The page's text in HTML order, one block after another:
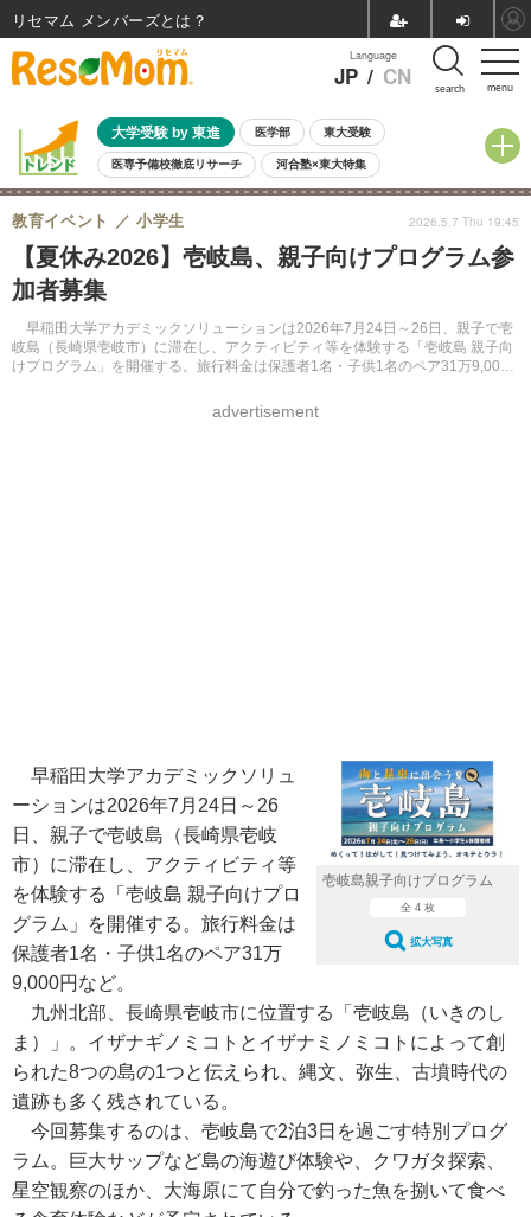
menu
Language
JP / CN search
大学受験 by 東進 医学部 東大受験
医専予備校徹底リサーチ 河合塾×東大特集
親子で考える大学選び 高校受験 中学受験 小学校受験
共通テスト 夏休み
8月開催イベント・WS 全国公立高校 過去問 人気記事
自由研究教材（小学生向け）
【夏休み2026】壱岐島、親子向けプログラム参
加者募集
早稲田大学アカデミックソリューションは2026年7月24日～26日、親子で壱
岐島（長崎県壱岐市）に滞在し、アクティビティ等を体験する「壱岐島 親子向
けプログラム」を開催する。旅行料金は保護者1名・子供1名のペア31万9,000
教育イベント 小学生
advertisement
2026.5.7 Thu 19:45
壱岐島親子向けプログラム
全 4 枚
拡大写真
早稲田大学アカデミックソリュ
ーションは2026年7月24日～26
日、親子で壱岐島（長崎県壱岐
市）に滞在し、アクティビティ等
を体験する「壱岐島 親子向けプロ
グラム」を開催する。旅行料金は
保護者1名・子供1名のペア31万
9,000円など。
九州北部、長崎県壱岐市に位置する「壱岐島（いきのし
ま）」。イザナギノミコトとイザナミノミコトによって創
られた8つの島の1つと伝えられ、縄文、弥生、古墳時代の
遺跡も多く残されている。
今回募集するのは、壱岐島で2泊3日を過ごす特別プログ
ラム。巨大サップなど島の海遊び体験や、クワガタ探索、
星空観察のほか、大海原にて自分で釣った魚を捌いて食べ
リセマム メンバーズ